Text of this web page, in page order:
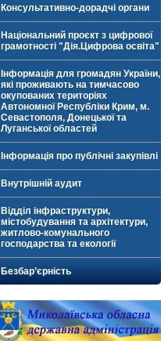
Консультативно-дорадчі органи
Національний проєкт з цифрової
грамотності "Дія.Цифрова освіта"
Інформація для громадян України,
які проживають на тимчасово
окупованих територіях
Автономної Республіки Крим, м.
Севастополя, Донецької та
Луганської областей
Інформація про публічні закупівлі
Внутрішній аудит
Відділ інфраструктури,
містобудування та архітектури,
житлово-комунального
господарства та екології
Безбар’єрність